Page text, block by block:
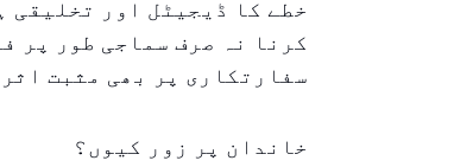
خطے کا ڈیجیٹل اور تخلیقی
کرنا نہ صرف سماجی طور پر
سفارتکاری پر بھی مثبت اثر
خاندان پر زور کیوں؟